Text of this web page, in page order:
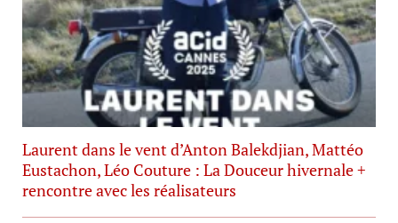
Laurent dans le vent d’Anton Balekdjian, Mattéo
Eustachon, Léo Couture : La Douceur hivernale +
rencontre avec les réalisateurs